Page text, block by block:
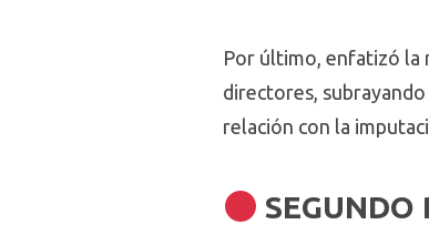
Por último, enfatizó la
directores,
relación con la
SEGUNDO